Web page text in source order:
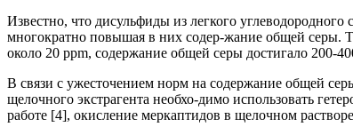
Известно, что дисульфиды из легкого
многократно повышая в них содер-жание общей серы.
около 20 ррm, содержание общей серы достигало 200-
В связи с ужесточением норм на содержание общей
щелочного экстрагента необхо-димо использовать
работе [4], окисление меркаптидов в щелочном